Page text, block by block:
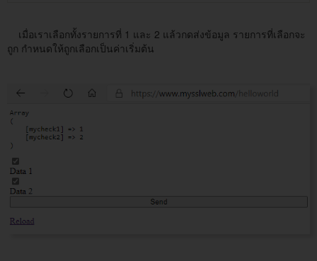
เมื่อเราเลือกทั้งรายการที่ 1 และ 2 แล้วกดส่งข้อมูล รายการที่เลือกจะ
ถูก กำหนดให้ถูกเลือกเป็นค่าเริ่มต้น